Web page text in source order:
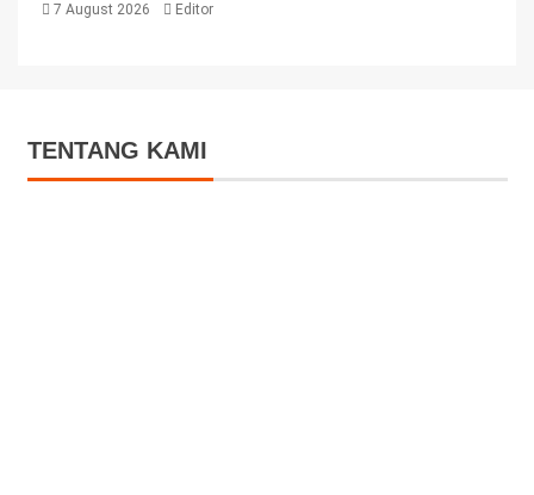
7 August 2026 Editor
TENTANG KAMI